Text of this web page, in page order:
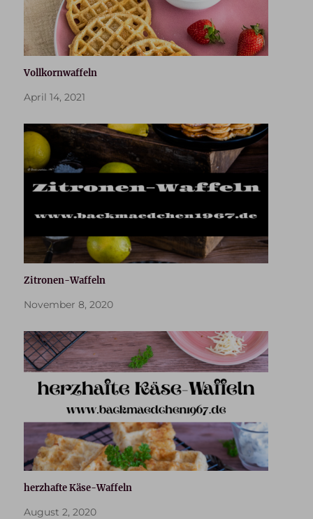
Vollkornwaffeln
April 14, 2021
Zitronen-Waffeln
November 8, 2020
herzhafte Käse-Waffeln
August 2, 2020